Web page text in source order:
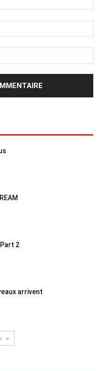
2
arrivent